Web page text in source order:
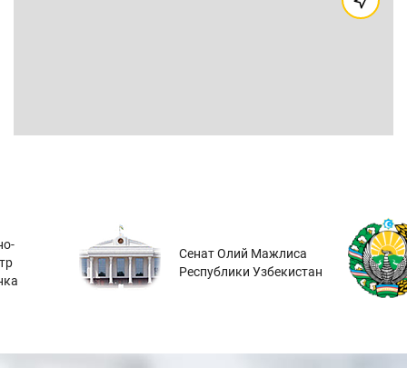
Сенат Олий Мажлиса
Республики Узбекистан